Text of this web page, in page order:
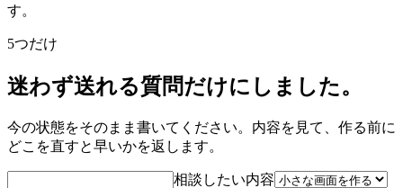
す。
5つだけ
迷わず送れる質問だけにしました。
今の状態をそのまま書いてください。内容を見て、作る前に
どこを直すと早いかを返します。
相談したい内容